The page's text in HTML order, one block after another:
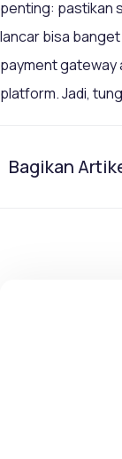
penting: pastikan
lancar bisa
payment gateway
platform. Jadi,
Bagikan